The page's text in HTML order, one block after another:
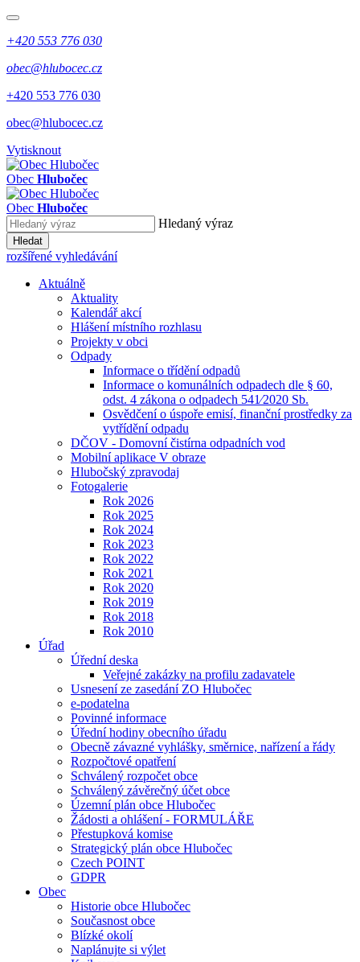
+420 553 776 030
obec@hlubocec.cz
+420 553 776 030
obec@hlubocec.cz
Vytisknout
Obec Hlubočec
Obec Hlubočec
Hledaný výraz
Hledat
rozšířené vyhledávání
Aktuálně
Aktuality
Kalendář akcí
Hlášení místního rozhlasu
Projekty v obci
Odpady
Informace o třídění odpadů
Informace o komunálních odpadech dle § 60,
odst. 4 zákona o odpadech 541⁄2020 Sb.
Osvědčení o úspoře emisí, finanční prostředky za
vytřídění odpadu
DČOV - Domovní čistírna odpadních vod
Mobilní aplikace V obraze
Hlubočský zpravodaj
Fotogalerie
Rok 2026
Rok 2025
Rok 2024
Rok 2023
Rok 2022
Rok 2021
Rok 2020
Rok 2019
Rok 2018
Rok 2010
Úřad
Úřední deska
Veřejné zakázky na profilu zadavatele
Usnesení ze zasedání ZO Hlubočec
e-podatelna
Povinné informace
Úřední hodiny obecního úřadu
Obecně závazné vyhlášky, směrnice, nařízení a řády
Rozpočtové opatření
Schválený rozpočet obce
Schválený závěrečný účet obce
Územní plán obce Hlubočec
Žádosti a ohlášení - FORMULÁŘE
Přestupková komise
Strategický plán obce Hlubočec
Czech POINT
GDPR
Obec
Historie obce Hlubočec
Současnost obce
Blízké okolí
Naplánujte si výlet